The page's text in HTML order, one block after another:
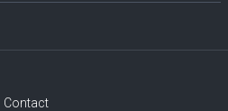
Contact